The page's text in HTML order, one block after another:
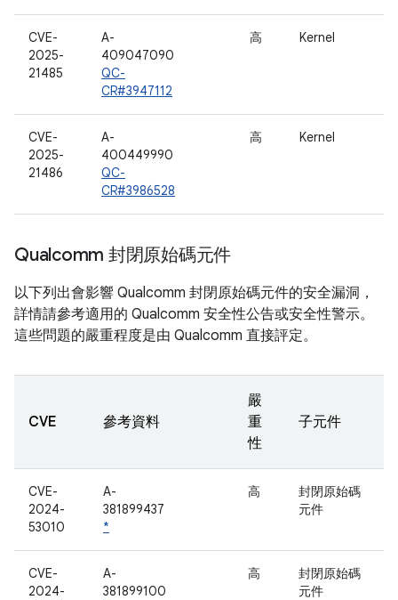
CVE-
2025-
21485
A-
409047090
QC-
CR#3947112
高 Kernel
CVE-
2025-
21486
A-
400449990
QC-
CR#3986528
高 Kernel
Qualcomm 封閉原始碼元件
以下列出會影響 Qualcomm 封閉原始碼元件的安全漏洞，
詳情請參考適用的 Qualcomm 安全性公告或安全性警示。
這些問題的嚴重程度是由 Qualcomm 直接評定。
CVE 參考資料
嚴
重
性
子元件
CVE-
2024-
53010
A-
381899437
*
高
封閉原始碼
元件
CVE-
2024-
A-
381899100
高
封閉原始碼
元件